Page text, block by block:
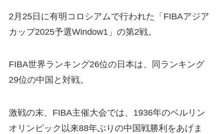
2月25日に有明コロシアムで行われた「FIBAアジア
カップ2025予選Window1」の第2戦。
FIBA世界ランキング26位の日本は、同ランキング
29位の中国と対戦。
激戦の末、FIBA主催大会では、1936年のベルリン
オリンピック以来88年ぶりの中国戦勝利をあげま